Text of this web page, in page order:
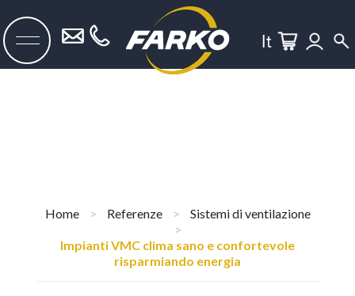
It
Home > Referenze >
Sistemi di ventilazione
>
Impianti VMC clima sano e confortevole
risparmiando energia